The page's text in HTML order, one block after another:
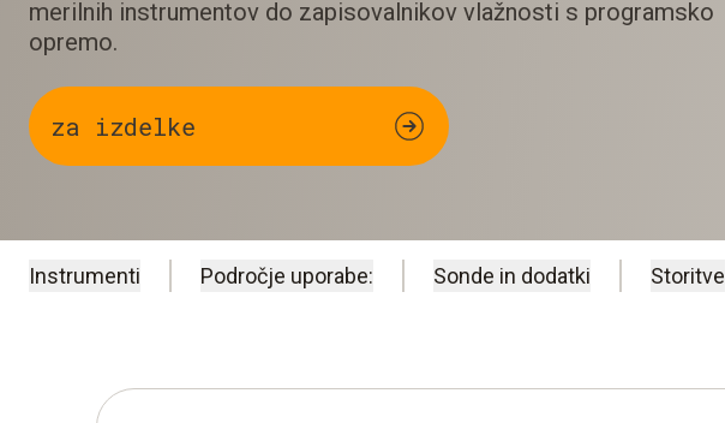
merilnih instrumentov do zapisovalnikov vlažnosti s programsko
opremo.
za izdelke
Instrumenti Področje uporabe: Sonde in dodatki Storitve